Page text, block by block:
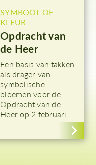
SYMBOOL OF
KLEUR
Opdracht van
de Heer
Een basis van takken
als drager van
symbolische
bloemen voor de
Opdracht van de
Heer op 2 februari.